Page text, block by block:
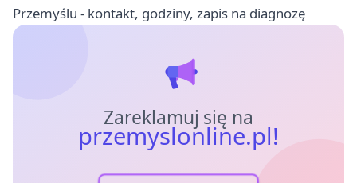
Przemyślu - kontakt, godziny, zapis na diagnozę
Zareklamuj się na
przemyslonline.pl!